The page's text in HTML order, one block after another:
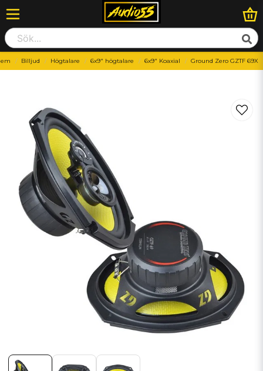
Billjud Högtalare 6x9" högtalare 6x9" Koaxial Ground Zero GZTF 69X